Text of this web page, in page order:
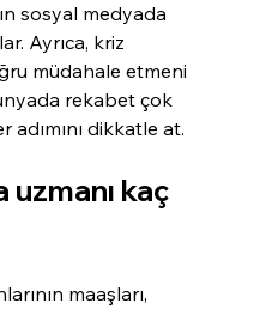
sosyal medyada
Ayrıca, kriz
müdahale etmeni
rekabet çok
dikkatle at.
uzmanı kaç
maaşları,